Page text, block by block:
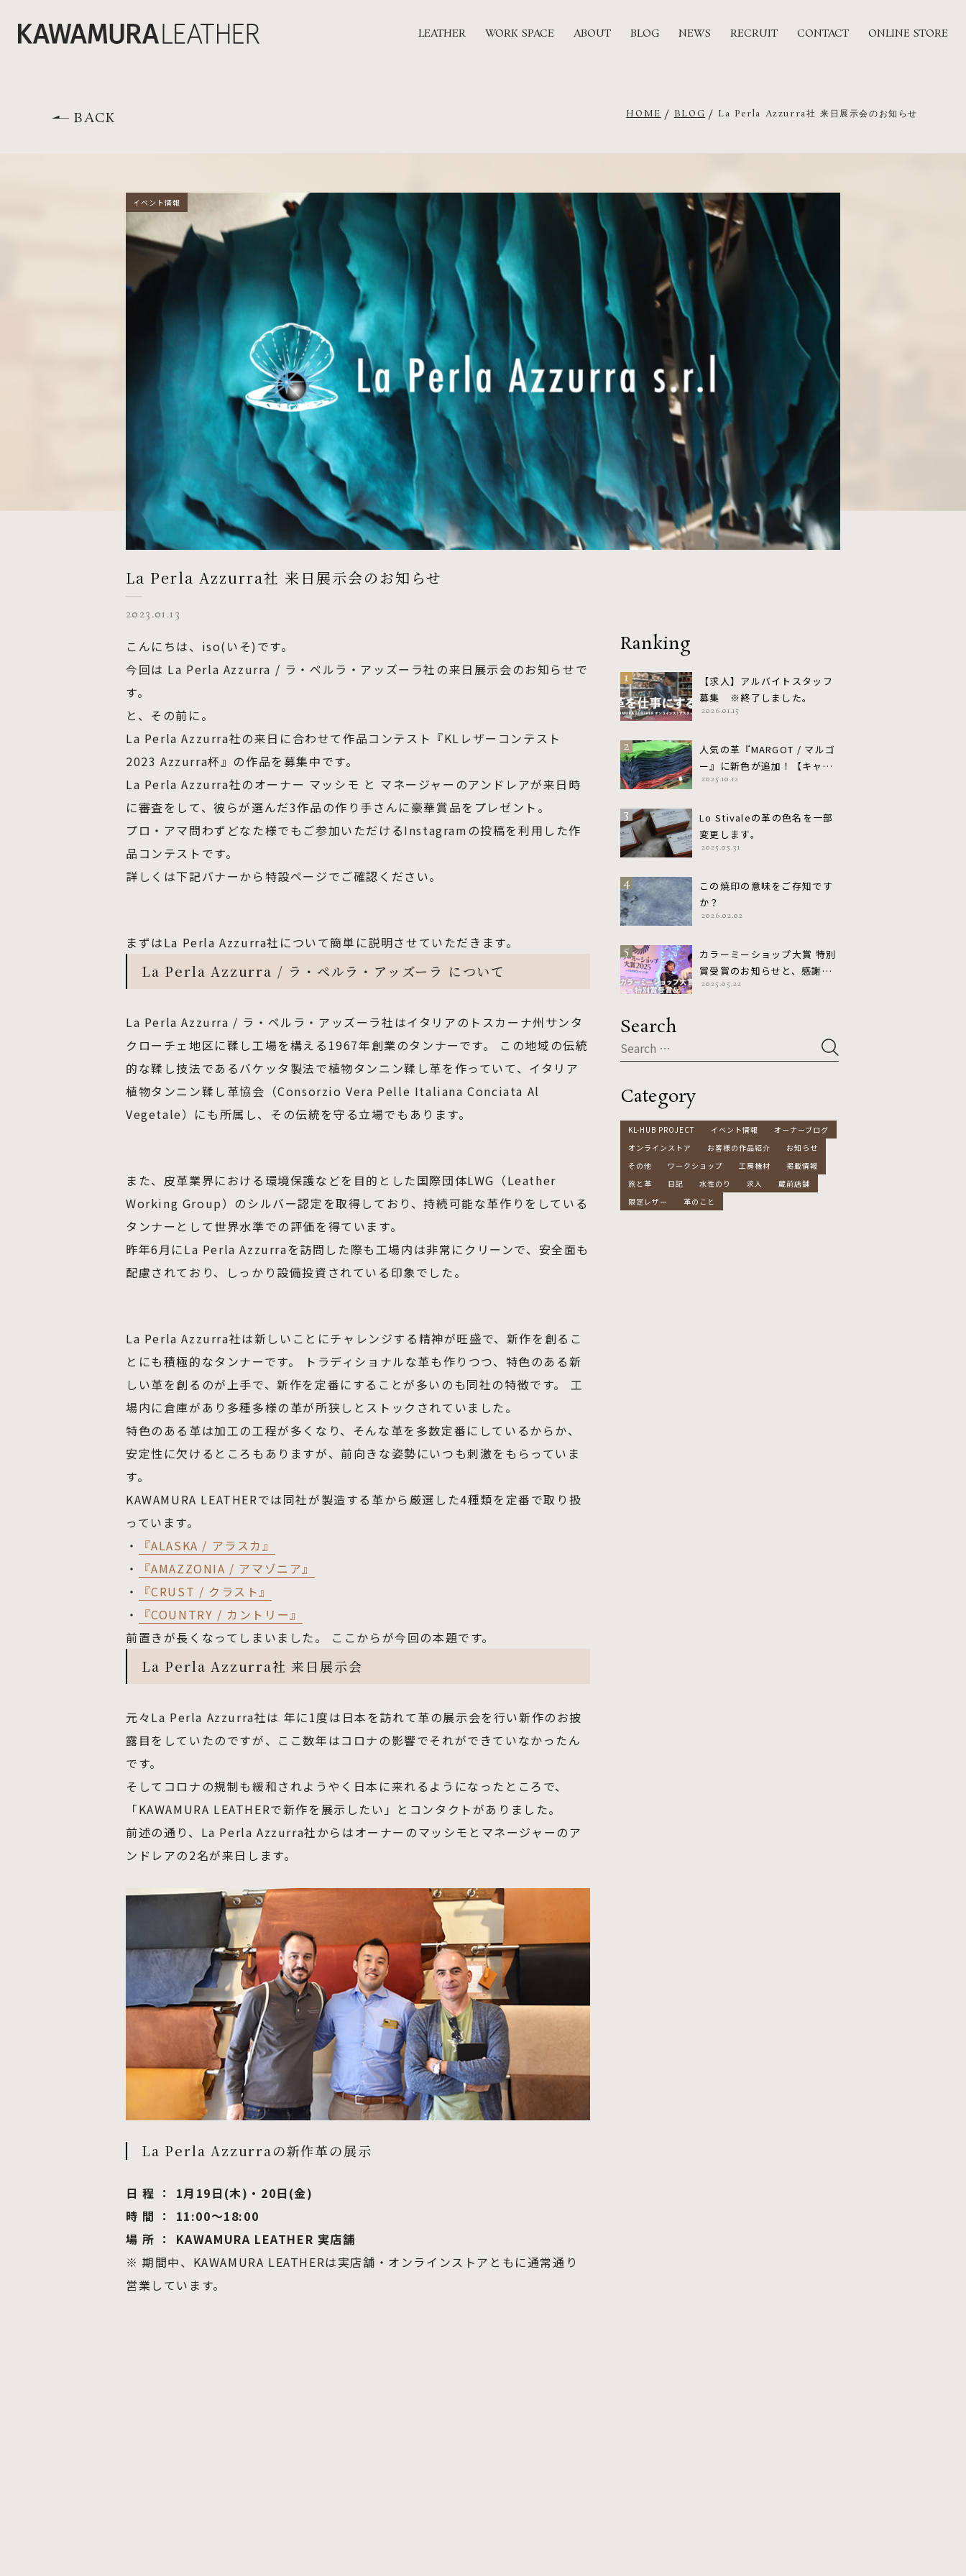
LEATHER WORK SPACE ABOUT BLOG NEWS RECRUIT CONTACT ONLINE STORE
BACK HOME BLOG La Perla Azzurra社 来日展示会のお知らせ
イベント情報
La Perla Azzurra社 来日展示会のお知らせ
2023.01.13
Ranking
1
【求人】アルバイトスタッフ
募集 ※終了しました。
2026.01.15
2
人気の革『MARGOT / マルゴ
ー』に新色が追加！【キャン
ペーン実施中 (〜10/31)】
2025.10.12
3
Lo Stivaleの革の色名を一部
変更します。
2025.05.31
4
この焼印の意味をご存知です
か？
2026.02.02
5
カラーミーショップ大賞 特別
賞受賞のお知らせと、感謝の
気持ちを込めたキャンペーン
2025.05.22
Search
Category
KL-HUB PROJECT イベント情報
オーナーブログ
オンラインストア
お客様の作品紹介
お知らせ
その他
ワークショップ 工房機材
掲載情報
旅と革
日記 水性のり 求人
蔵前店舗
限定レザー
革のこと
こんにちは、iso(いそ)です。
今回は La Perla Azzurra / ラ・ペルラ・アッズーラ社の来日展示会のお知らせで
す。
と、その前に。
La Perla Azzurra社の来日に合わせて作品コンテスト『KLレザーコンテスト
2023 Azzurra杯』の作品を募集中です。
La Perla Azzurra社のオーナー マッシモ と マネージャーのアンドレアが来日時
に審査をして、彼らが選んだ3作品の作り手さんに豪華賞品をプレゼント。
プロ・アマ問わずどなた様でもご参加いただけるInstagramの投稿を利用した作
品コンテストです。
詳しくは下記バナーから特設ページでご確認ください。
まずはLa Perla Azzurra社について簡単に説明させていただきます。
La Perla Azzurra / ラ・ペルラ・アッズーラ について
La Perla Azzurra / ラ・ペルラ・アッズーラ社はイタリアのトスカーナ州サンタ
クローチェ地区に鞣し工場を構える1967年創業のタンナーです。 この地域の伝統
的な鞣し技法であるバケッタ製法で植物タンニン鞣し革を作っていて、イタリア
植物タンニン鞣し革協会（Consorzio Vera Pelle Italiana Conciata Al
Vegetale）にも所属し、その伝統を守る立場でもあります。
また、皮革業界における環境保護などを目的とした国際団体LWG（Leather
Working Group）のシルバー認定を取得しており、持続可能な革作りをしている
タンナーとして世界水準での評価を得ています。
昨年6月にLa Perla Azzurraを訪問した際も工場内は非常にクリーンで、安全面も
配慮されており、しっかり設備投資されている印象でした。
La Perla Azzurra社は新しいことにチャレンジする精神が旺盛で、新作を創るこ
とにも積極的なタンナーです。 トラディショナルな革も作りつつ、特色のある新
しい革を創るのが上手で、新作を定番にすることが多いのも同社の特徴です。 工
場内に倉庫があり多種多様の革が所狭しとストックされていました。
特色のある革は加工の工程が多くなり、そんな革を多数定番にしているからか、
安定性に欠けるところもありますが、前向きな姿勢にいつも刺激をもらっていま
す。
KAWAMURA LEATHERでは同社が製造する革から厳選した4種類を定番で取り扱
っています。
・
『ALASKA / アラスカ』
・
『AMAZZONIA / アマゾニア』
・
『CRUST / クラスト』
・
『COUNTRY / カントリー』
前置きが長くなってしまいました。 ここからが今回の本題です。
La Perla Azzurra社 来日展示会
元々La Perla Azzurra社は 年に1度は日本を訪れて革の展示会を行い新作のお披
露目をしていたのですが、ここ数年はコロナの影響でそれができていなかったん
です。
そしてコロナの規制も緩和されようやく日本に来れるようになったところで、
「KAWAMURA LEATHERで新作を展示したい」とコンタクトがありました。
前述の通り、La Perla Azzurra社からはオーナーのマッシモとマネージャーのア
ンドレアの2名が来日します。
La Perla Azzurraの新作革の展示
日 程 ： 1月19日(木)・20日(金)
時 間 ： 11:00〜18:00
場 所 ： KAWAMURA LEATHER 実店舗
※ 期間中、KAWAMURA LEATHERは実店舗・オンラインストアともに通常通り
営業しています。